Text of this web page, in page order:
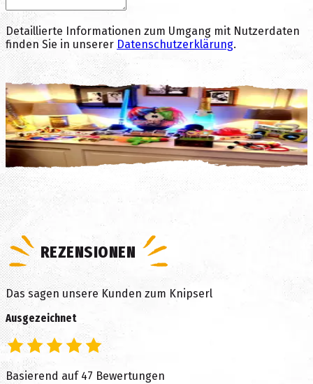
Detaillierte Informationen zum Umgang mit Nutzerdaten
finden Sie in unserer Datenschutzerklärung.
Unverbindlich anfragen
IMPRESSIONEN
Unsere Fotobox im Einsatz
REZENSIONEN
Das sagen unsere Kunden zum Knipserl
Ausgezeichnet
Basierend auf 47 Bewertungen